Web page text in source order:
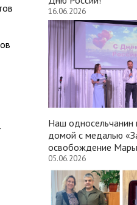
16.06.2026
Наш односельчанин
домой с медалью
освобождение
05.06.2026